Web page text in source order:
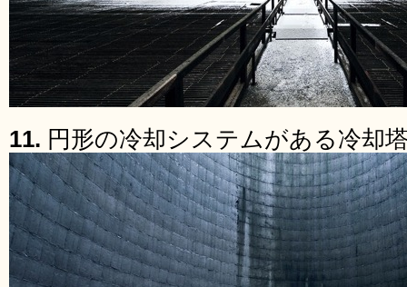
11. 円形の冷却システムがある冷却